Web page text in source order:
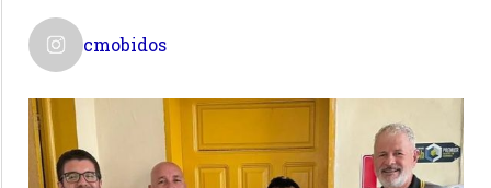
cmobidos